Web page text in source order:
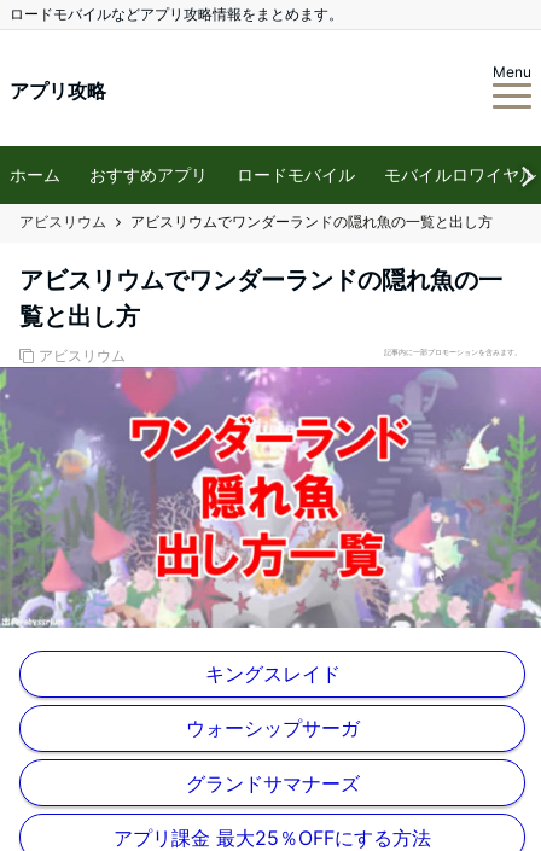
ロードモバイルなどアプリ攻略情報をまとめます。
アプリ攻略
Menu
ホーム おすすめアプリ ロードモバイル モバイルロワイヤル
アビスリウム アビスリウムでワンダーランドの隠れ魚の一覧と出し方
アビスリウムでワンダーランドの隠れ魚の一
覧と出し方
アビスリウム 記事内に一部プロモーションを含みます。
キングスレイド
ウォーシップサーガ
グランドサマナーズ
アプリ課金 最大25％OFFにする方法